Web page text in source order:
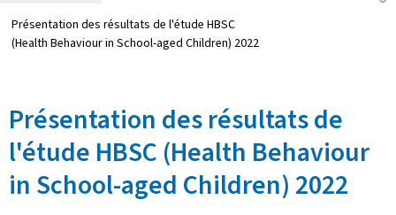
Présentation des résultats de l'étude HBSC
(Health Behaviour in School-aged Children) 2022
Présentation des résultats de
l'étude HBSC (Health Behaviour
in School-aged Children) 2022